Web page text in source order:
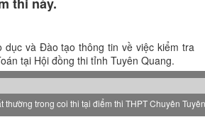
dục và Đào tạo thông tin về việc kiểm tra
tại Hội đồng thi tỉnh Tuyên Quang.
thường trong coi thi tại điểm thi THPT Chuyên